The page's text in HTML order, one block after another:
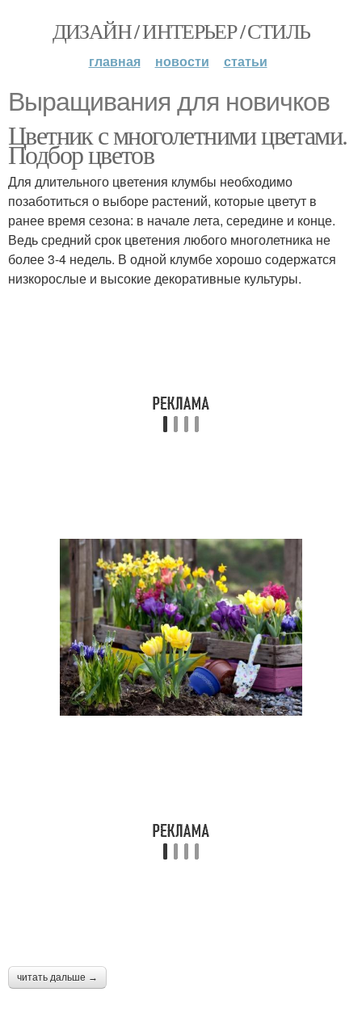
ДИЗАЙН / ИНТЕРЬЕР / СТИЛЬ
главная новости статьи
Выращивания для новичков
Цветник с многолетними цветами.
Подбор цветов
Для длительного цветения клумбы необходимо
позаботиться о выборе растений, которые цветут в
ранее время сезона: в начале лета, середине и конце.
Ведь средний срок цветения любого многолетника не
более 3-4 недель. В одной клумбе хорошо содержатся
низкорослые и высокие декоративные культуры.
читать дальше →